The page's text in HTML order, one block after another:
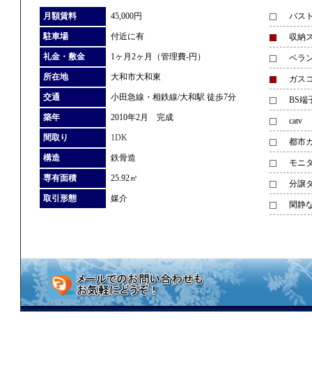
月額賃料 45,000円
駐車場 付近に有
礼金・敷金 1ヶ月2ヶ月（管理費-円）
所在地 大和市大和東
交通 小田急線・相鉄線/大和駅 徒歩7分
築年 2010年2月 完成
間取り 1DK
構造 鉄骨造
専有面積 25.92㎡
取引形態 媒介
バス
収納
ベラ
ガス
BS端
catv
都市
モニ
分譲
閑静